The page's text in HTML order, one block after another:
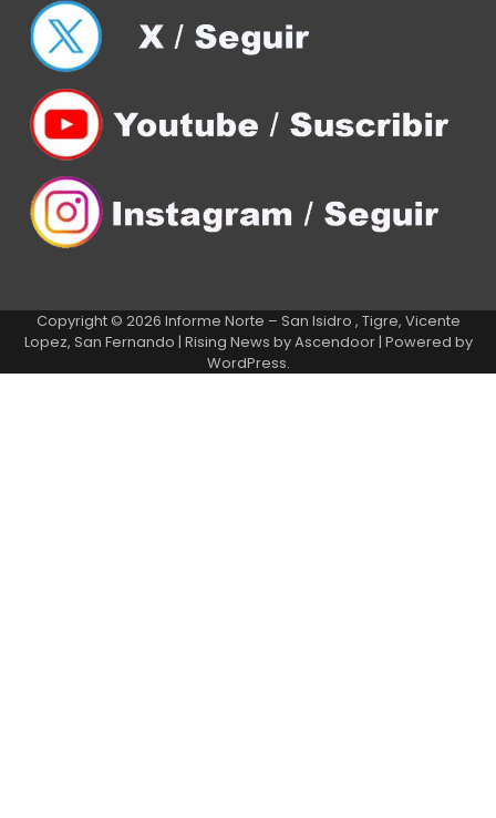
Copyright © 2026 Informe Norte – San Isidro , Tigre, Vicente
Lopez, San Fernando | Rising News byAscendoor| Powered by
WordPress.